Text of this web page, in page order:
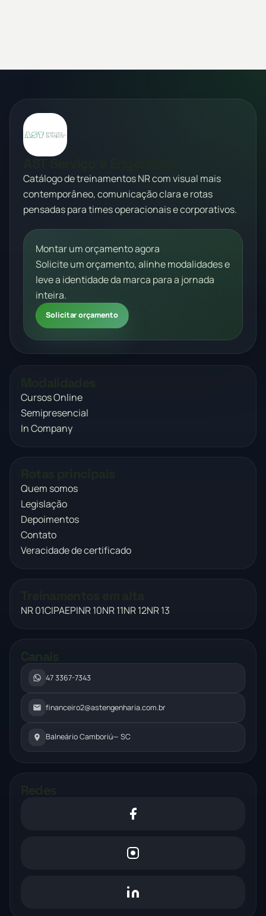
Catálogo de treinamentos NR com visual mais
contemporâneo, comunicação clara e rotas
pensadas para times operacionais e corporativos.
Montar um orçamento agora
Solicite um orçamento, alinhe modalidades e
leve a identidade da marca para a jornada
inteira.
Solicitar orçamento
Cursos Online
Semipresencial
In Company
Quem somos
Legislação
Depoimentos
Contato
Veracidade de certificado
NR 01CIPAEPINR 10NR 11NR 12NR 13
47 3367-7343
financeiro2@astengenharia.com.br
Balneário Camboriú— SC